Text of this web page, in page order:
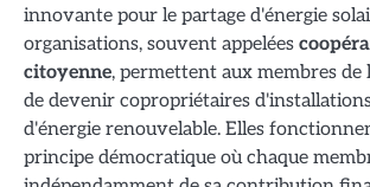
innovante pour le partage d'énergie
organisations, souvent appelées
citoyenne, permettent aux membres de
de devenir copropriétaires
d'énergie renouvelable. Elles
principe démocratique où chaque